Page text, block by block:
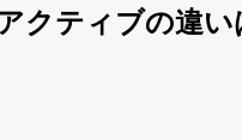
クティブの違